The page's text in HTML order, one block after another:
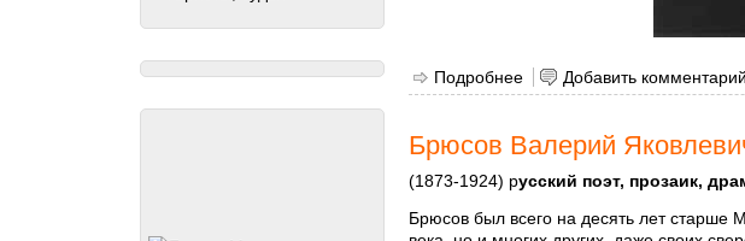
Подробнее о Бродский Иосиф
Добавить комментарий
Брюсов Валерий
(1873-1924) русский поэт, прозаик,
Брюсов был всего на десять лет старше